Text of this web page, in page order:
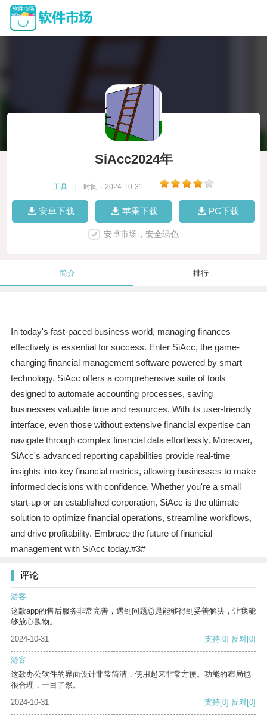
SiAcc2024年
工具 时间：2024-10-31
安卓下载 苹果下载 PC下载
安卓市场，安全绿色
简介 排行
In today's fast-paced business world, managing finances
effectively is essential for success. Enter SiAcc, the game-
changing financial management software powered by smart
technology. SiAcc offers a comprehensive suite of tools
designed to automate accounting processes, saving
businesses valuable time and resources. With its user-friendly
interface, even those without extensive financial expertise can
navigate through complex financial data effortlessly. Moreover,
SiAcc's advanced reporting capabilities provide real-time
insights into key financial metrics, allowing businesses to make
informed decisions with confidence. Whether you're a small
start-up or an established corporation, SiAcc is the ultimate
solution to optimize financial operations, streamline workflows,
and drive profitability. Embrace the future of financial
management with SiAcc today.#3#
评论
游客
这款app的售后服务非常完善，遇到问题总是能够得到妥善解决，让我能
够放心购物。
2024-10-31
支持[0] 反对[0]
游客
这款办公软件的界面设计非常简洁，使用起来非常方便。功能的布局也
很合理，一目了然。
2024-10-31
支持[0] 反对[0]